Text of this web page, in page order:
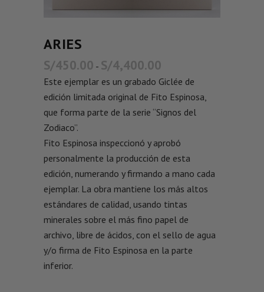
ARIES
S/450.00 - S/4,400.00
Este ejemplar es un grabado Giclée de
edición limitada original de Fito Espinosa,
que forma parte de la serie “Signos del
Zodiaco”.
Fito Espinosa inspeccionó y aprobó
personalmente la producción de esta
edición, numerando y firmando a mano cada
ejemplar. La obra mantiene los más altos
estándares de calidad, usando tintas
minerales sobre el más fino papel de
archivo, libre de ácidos, con el sello de agua
y/o firma de Fito Espinosa en la parte
inferior.